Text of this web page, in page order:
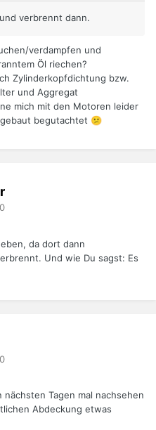
verbrennt dann.
verdampfen und
Öl riechen?
Zylinderkopfdichtung bzw.
und Aggregat
mich mit den Motoren leider
begutachtet 😕
da dort dann
Und wie Du sagst: Es
Tagen mal nachsehen
Abdeckung etwas